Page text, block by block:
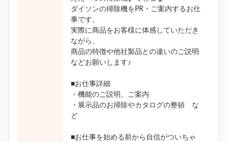
ダイソンの掃除機をPR・ご案内するお仕
事です。
実際に商品をお客様に体感していただき
ながら、
商品の特徴や他社製品との違いのご説明
などお願いします♪
■お仕事詳細
・機能のご説明、ご案内
・展示品のお掃除やカタログの整頓 な
ど
■お仕事を始める前から自信がついちゃ